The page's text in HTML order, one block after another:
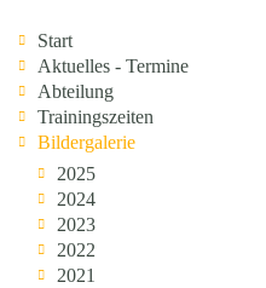
Start
Aktuelles - Termine
Abteilung
Trainingszeiten
Bildergalerie
2025
2024
2023
2022
2021